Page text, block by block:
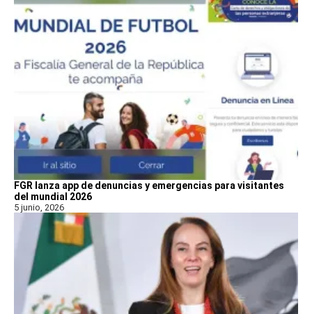
FGR lanza app de denuncias y emergencias para visitantes
del mundial 2026
5 junio, 2026